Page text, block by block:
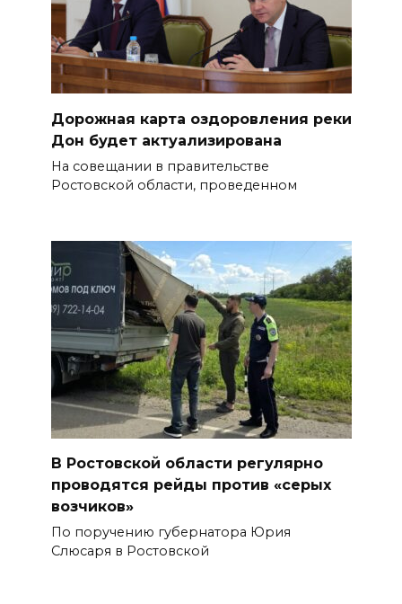
Дорожная карта оздоровления реки
Дон будет актуализирована
На совещании в правительстве
Ростовской области, проведенном
В Ростовской области регулярно
проводятся рейды против «серых
возчиков»
По поручению губернатора Юрия
Слюсаря в Ростовской